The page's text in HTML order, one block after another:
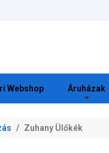
Webshop Áruházak
Zuhany Ülőkék